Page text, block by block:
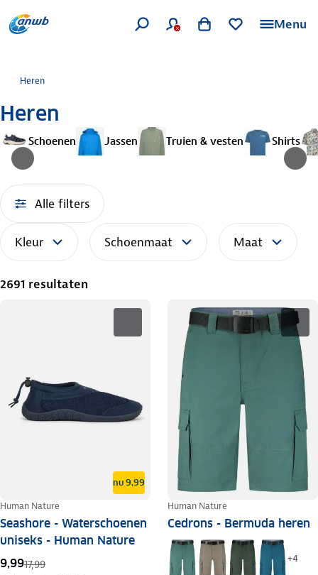
Menu
Heren
Heren
Schoenen Jassen Truien & vesten Shirts
Alle filters
Kleur Schoenmaat Maat
2691 resultaten
nu 9,99
Human Nature
Seashore - Waterschoenen
uniseks - Human Nature
9,9917,99
Human Nature
Cedrons - Bermuda heren
+4